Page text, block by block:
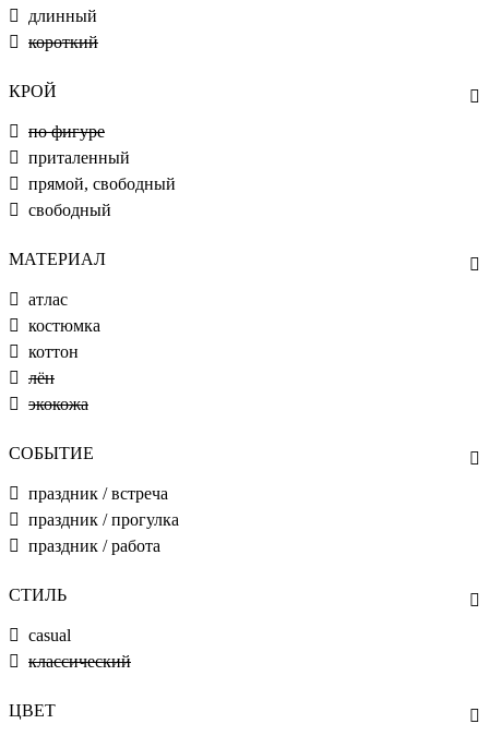
длинный
короткий
КРОЙ
по фигуре
приталенный
прямой, свободный
свободный
МАТЕРИАЛ
атлас
костюмка
коттон
лён
экокожа
СОБЫТИЕ
праздник / встреча
праздник / прогулка
праздник / работа
СТИЛЬ
casual
классический
ЦВЕТ